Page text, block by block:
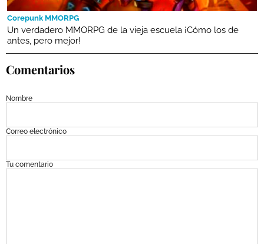
Corepunk MMORPG
Un verdadero MMORPG de la vieja escuela ¡Cómo los de
antes, pero mejor!
Comentarios
Nombre
Correo electrónico
Tu comentario